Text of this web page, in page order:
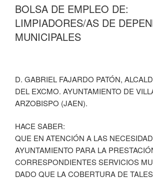
BOLSA DE EMPLEO DE:
LIMPIADORES/AS DE
MUNICIPALES
D. GABRIEL FAJARDO PATÓN,
DEL EXCMO. AYUNTAMIENTO DE
ARZOBISPO (JAEN).
HACE SABER:
QUE EN ATENCIÓN A LAS
AYUNTAMIENTO PARA LA
CORRESPONDIENTES SERVICIOS
DADO QUE LA COBERTURA DE